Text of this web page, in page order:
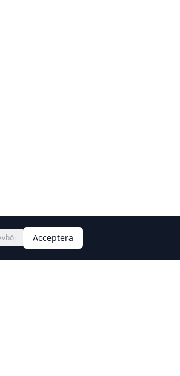
Acceptera